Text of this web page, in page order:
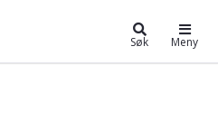
Søk Meny